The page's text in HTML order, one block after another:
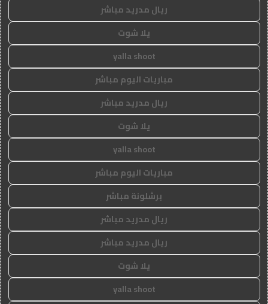
ريال مدريد مباشر
يلا شوت
yalla shoot
مباريات اليوم مباشر
ريال مدريد مباشر
يلا شوت
yalla shoot
مباريات اليوم مباشر
برشلونة مباشر
ريال مدريد مباشر
ريال مدريد مباشر
يلا شوت
yalla shoot